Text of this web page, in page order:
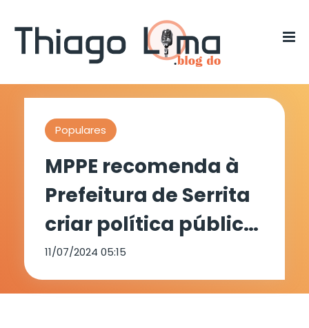
Populares
MPPE recomenda à
Prefeitura de Serrita
criar política pública
para assistir animais
de rua
11/07/2024 05:15